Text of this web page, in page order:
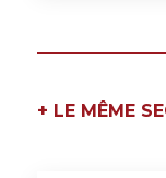
+ LE MÊME